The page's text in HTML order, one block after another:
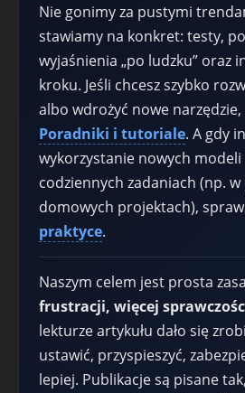
Nie gonimy za pustymi
stawiamy na konkret: testy,
wyjaśnienia „po ludzku” oraz
kroku. Jeśli chcesz szybko
albo wdrożyć nowe narzędzie,
Poradniki i tutoriale. A gdy
wykorzystanie nowych
codziennych zadaniach (np.
domowych projektach),
praktyce.
Naszym celem jest prosta
frustracji, więcej
lekturze artykułu dało się
ustawić, przyspieszyć,
lepiej. Publikacje są pisane